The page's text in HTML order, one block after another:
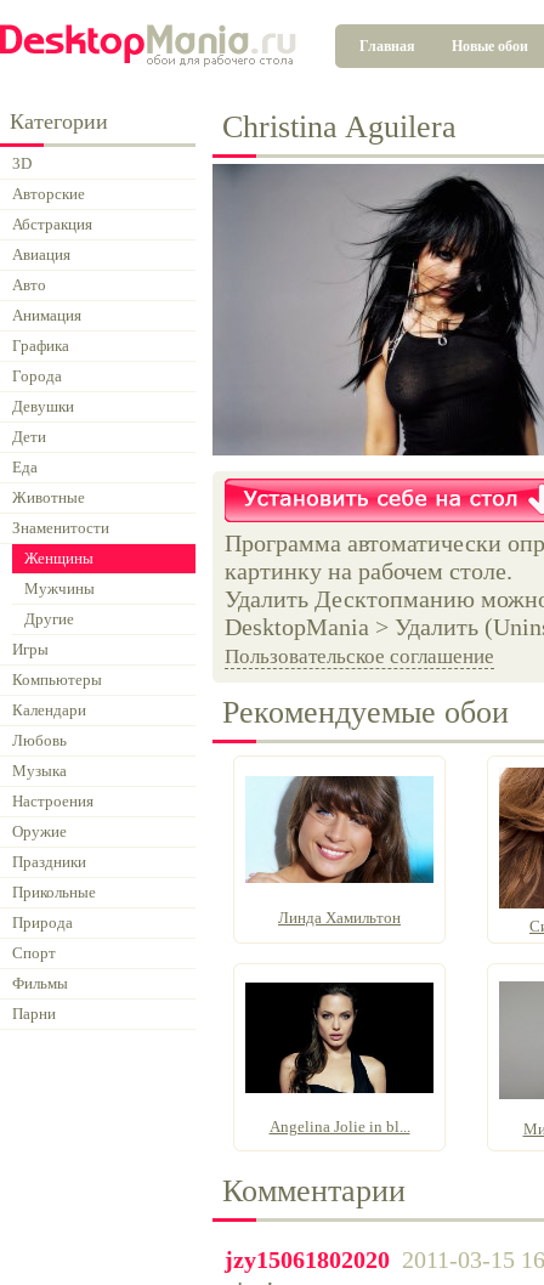
Главная Новые обои
Категории
3D
Авторские
Абстракция
Авиация
Авто
Анимация
Графика
Города
Девушки
Дети
Еда
Животные
Знаменитости
Женщины
Мужчины
Другие
Игры
Компьютеры
Календари
Любовь
Музыка
Настроения
Оружие
Праздники
Прикольные
Природа
Спорт
Фильмы
Парни
Christina Aguilera
Программа автоматически
картинку на рабочем столе.
Удалить Десктопманию
DesktopMania > Удалить
Пользовательское соглашение
Рекомендуемые обои
Линда Хамильтон
Angelina Jolie in bl...
Комментарии
jzy15061802020 2011-03-15